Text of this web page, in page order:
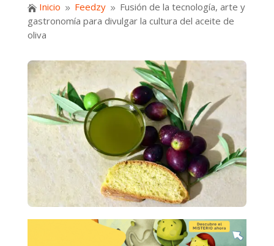
 Inicio 9 Feedzy 9 Fusión de la tecnología, arte y
gastronomía para divulgar la cultura del aceite de
oliva